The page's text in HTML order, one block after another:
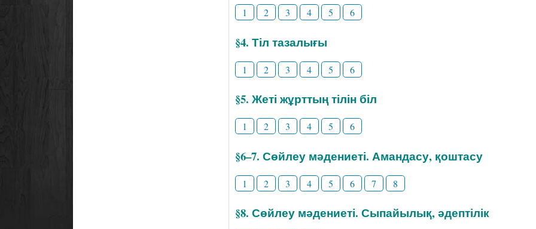
1 2 3 4 5 6
§4. Тіл тазалығы
1 2 3 4 5 6
§5. Жеті жұрттың тілін біл
1 2 3 4 5 6
§6–7. Сөйлеу мәдениеті. Амандасу, қоштасу
1 2 3 4 5 6 7 8
§8. Сөйлеу мәдениеті. Сыпайылық, әдептілік